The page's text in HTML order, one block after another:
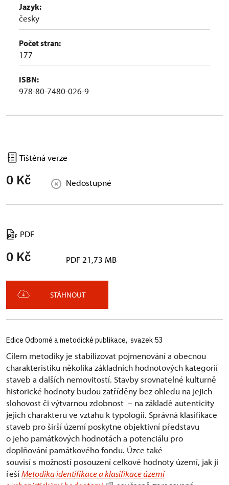
Jazyk:
česky
Počet stran:
177
ISBN:
978-80-7480-026-9
Tištěná verze
0 Kč Nedostupné
PDF
0 Kč PDF 21,73 MB
STÁHNOUT
Edice Odborné a metodické publikace, svazek 53
Cílem metodiky je stabilizovat pojmenování a obecnou
charakteristiku několika základních hodnotových kategorií
staveb a dalších nemovitostí. Stavby srovnatelné kulturně
historické hodnoty budou zatříděny bez ohledu na jejich
slohovost či výtvarnou zdobnost – na základě autenticity
jejich charakteru ve vztahu k typologii. Správná klasifikace
staveb pro širší území poskytne objektivní představu
o jeho památkových hodnotách a potenciálu pro
doplňování památkového fondu. Úzce také
souvisí s možností posouzení celkové hodnoty území, jak ji
řešíMetodika identifikace a klasifikace území